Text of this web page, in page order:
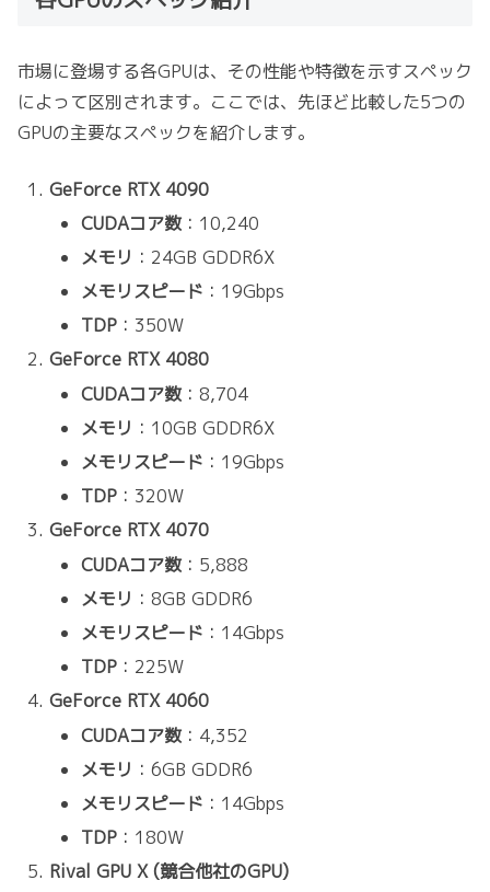
市場に登場する各GPUは、その性能や特徴を示すスペック
によって区別されます。ここでは、先ほど比較した5つの
GPUの主要なスペックを紹介します。
GeForce RTX 4090
CUDAコア数：10,240
メモリ ：24GB GDDR6X
メモリスピード ：19Gbps
TDP ：350W
GeForce RTX 4080
CUDAコア数：8,704
メモリ ：10GB GDDR6X
メモリスピード ：19Gbps
TDP ：320W
GeForce RTX 4070
CUDAコア数：5,888
メモリ ：8GB GDDR6
メモリスピード ：14Gbps
TDP ：225W
GeForce RTX 4060
CUDAコア数：4,352
メモリ ：6GB GDDR6
メモリスピード ：14Gbps
TDP ：180W
Rival GPU X (競合他社のGPU)